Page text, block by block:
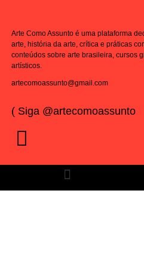
Arte Como Assunto é uma plataforma
arte, história da arte, crítica e práticas
conteúdos sobre arte brasileira, cursos
artísticos.
artecomoassunto@gmail.com
( Siga @artecomoassunto